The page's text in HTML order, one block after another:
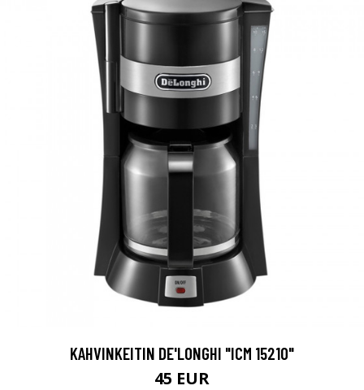
KAHVINKEITIN DE'LONGHI "ICM 15210"
45 EUR